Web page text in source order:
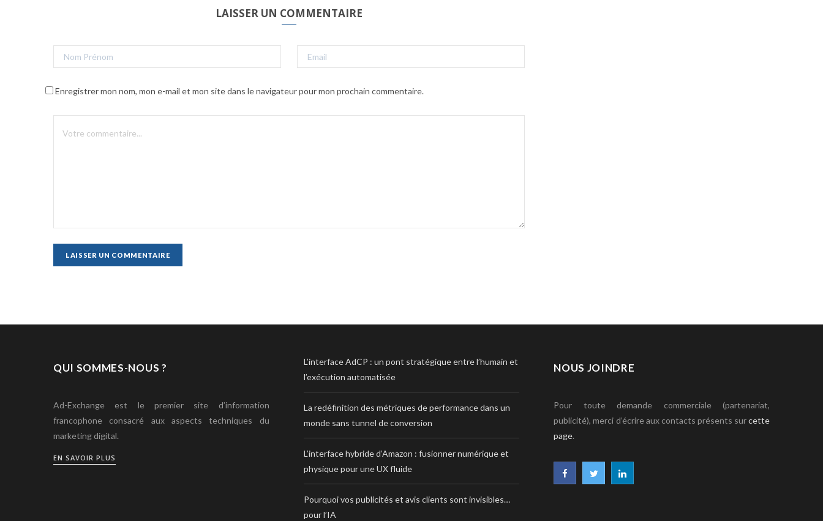
LAISSER UN COMMENTAIRE
Enregistrer mon nom, mon e-mail et mon site dans le navigateur pour mon prochain commentaire.
QUI SOMMES-NOUS ?
Ad-Exchange est le premier site d’information
francophone consacré aux aspects techniques du
marketing digital.
EN SAVOIR PLUS
L’interface AdCP : un pont stratégique entre l’humain et
l’exécution automatisée
La redéfinition des métriques de performance dans un
monde sans tunnel de conversion
L’interface hybride d’Amazon : fusionner numérique et
physique pour une UX fluide
Pourquoi vos publicités et avis clients sont invisibles…
pour l’IA
NOUS JOINDRE
Pour toute demande commerciale (partenariat,
publicité), merci d’écrire aux contacts présents surcette
page.
T L